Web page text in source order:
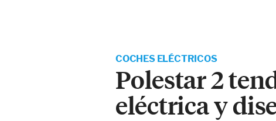
COCHES ELÉCTRICOS
Polestar 2
eléctrica y